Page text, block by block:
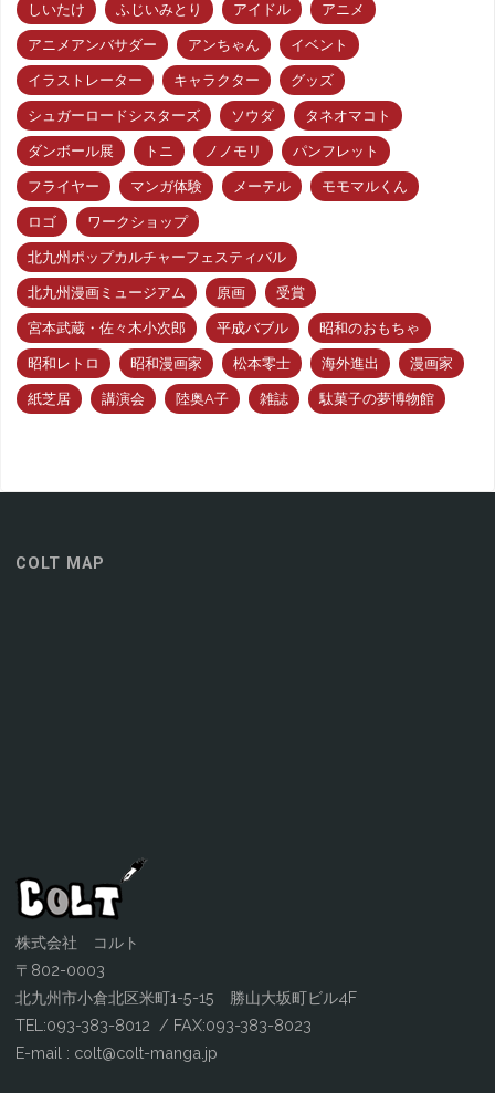
しいたけ ふじいみとり アイドル アニメ
アニメアンバサダー アンちゃん イベント
イラストレーター キャラクター グッズ
シュガーロードシスターズ ソウダ タネオマコト
ダンボール展 トニ ノノモリ パンフレット
フライヤー マンガ体験 メーテル モモマルくん
ロゴ ワークショップ
北九州ポップカルチャーフェスティバル
北九州漫画ミュージアム 原画 受賞
宮本武蔵・佐々木小次郎 平成バブル 昭和のおもちゃ
昭和レトロ 昭和漫画家 松本零士 海外進出 漫画家
紙芝居 講演会 陸奥A子 雑誌 駄菓子の夢博物館
COLT MAP
株式会社 コルト
〒802-0003
北九州市小倉北区米町1-5-15 勝山大坂町ビル4F
TEL:093-383-8012 / FAX:093-383-8023
E-mail : colt@colt-manga.jp